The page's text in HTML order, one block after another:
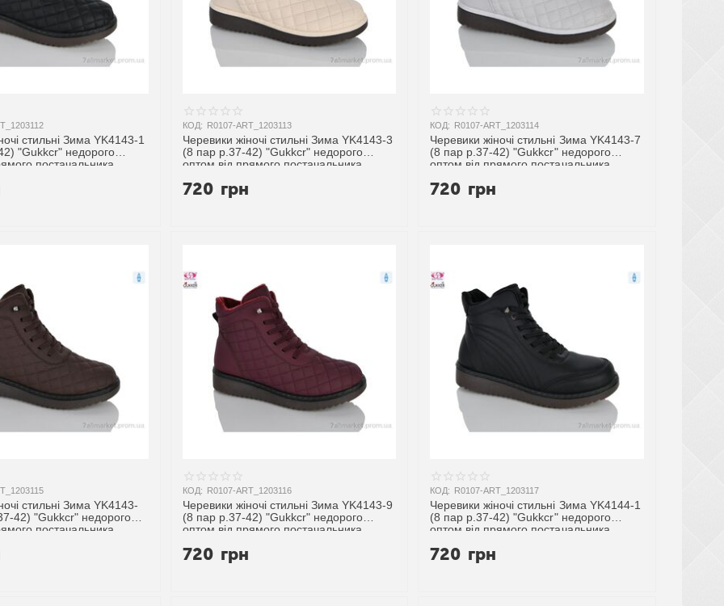
стильні Зима YK4143-1
"Gukkcr" недорого
постачальника
КОД: R0107-ART_1203113
Черевики жіночі стильні Зима YK4143-3
(8 пар р.37-42) "Gukkcr" недорого
оптом від прямого постачальника
720 грн
КОД: R0107-ART_1203114
Черевики жіночі стильні Зима YK4143-7
(8 пар р.37-42) "Gukkcr" недорого
оптом від прямого постачальника
720 грн
стильні Зима YK4143-
42) "Gukkcr" недорого
постачальника
КОД: R0107-ART_1203116
Черевики жіночі стильні Зима YK4143-9
(8 пар р.37-42) "Gukkcr" недорого
оптом від прямого постачальника
720 грн
КОД: R0107-ART_1203117
Черевики жіночі стильні Зима YK4144-1
(8 пар р.37-42) "Gukkcr" недорого
оптом від прямого постачальника
720 грн